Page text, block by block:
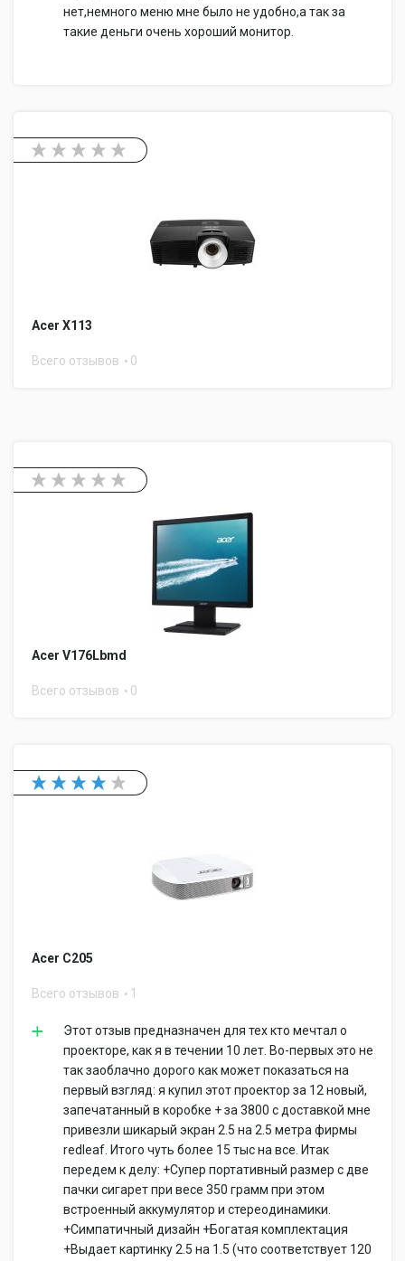
нет,немного меню мне было не удобно,а так за
такие деньги очень хороший монитор.
Acer X113
Всего отзывов 0
Acer V176Lbmd
Всего отзывов 0
Acer C205
Всего отзывов 1
Этот отзыв предназначен для тех кто мечтал о
проекторе, как я в течении 10 лет. Во-первых это не
так заоблачно дорого как может показаться на
первый взгляд: я купил этот проектор за 12 новый,
запечатанный в коробке + за 3800 с доставкой мне
привезли шикарый экран 2.5 на 2.5 метра фирмы
redleaf. Итого чуть более 15 тыс на все. Итак
передем к делу: +Супер портативный размер с две
пачки сигарет при весе 350 грамм при этом
встроенный аккумулятор и стереодинамики.
+Симпатичный дизайн +Богатая комплектация
+Выдает картинку 2.5 на 1.5 (что соответствует 120